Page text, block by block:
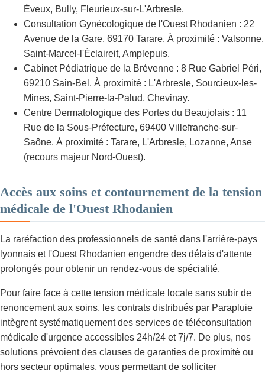
Éveux, Bully, Fleurieux-sur-L'Arbresle.
Consultation Gynécologique de l'Ouest Rhodanien : 22
Avenue de la Gare, 69170 Tarare. À proximité : Valsonne,
Saint-Marcel-l'Éclaireit, Amplepuis.
Cabinet Pédiatrique de la Brévenne : 8 Rue Gabriel Péri,
69210 Sain-Bel. À proximité : L'Arbresle, Sourcieux-les-
Mines, Saint-Pierre-la-Palud, Chevinay.
Centre Dermatologique des Portes du Beaujolais : 11
Rue de la Sous-Préfecture, 69400 Villefranche-sur-
Saône. À proximité : Tarare, L'Arbresle, Lozanne, Anse
(recours majeur Nord-Ouest).
Accès aux soins et contournement de la tension
médicale de l'Ouest Rhodanien
La raréfaction des professionnels de santé dans l'arrière-pays
lyonnais et l'Ouest Rhodanien engendre des délais d'attente
prolongés pour obtenir un rendez-vous de spécialité.
Pour faire face à cette tension médicale locale sans subir de
renoncement aux soins, les contrats distribués par Parapluie
intègrent systématiquement des services de téléconsultation
médicale d'urgence accessibles 24h/24 et 7j/7. De plus, nos
solutions prévoient des clauses de garanties de proximité ou
hors secteur optimales, vous permettant de solliciter